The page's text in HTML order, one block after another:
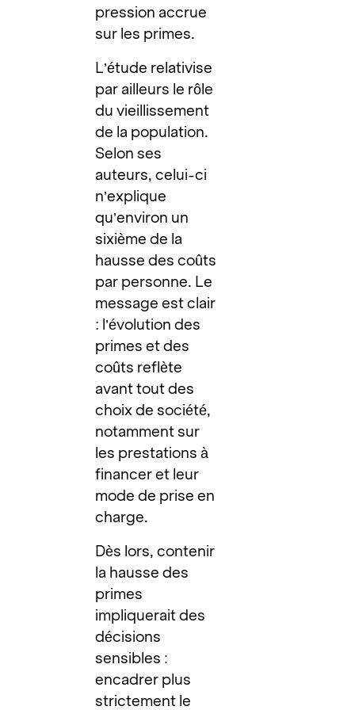
pression accrue
sur les primes.
L’étude relativise
par ailleurs le rôle
du vieillissement
de la population.
Selon ses
auteurs, celui-ci
n’explique
qu’environ un
sixième de la
hausse des coûts
par personne. Le
message est clair
: l’évolution des
primes et des
coûts reflète
avant tout des
choix de société,
notamment sur
les prestations à
financer et leur
mode de prise en
charge.
Dès lors, contenir
la hausse des
primes
impliquerait des
décisions
sensibles :
encadrer plus
strictement le